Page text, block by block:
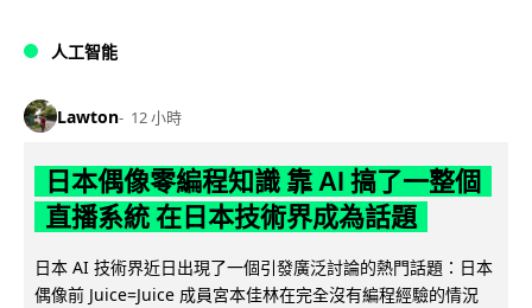
人工智能
Lawton 12 小時
日本偶像零編程知識 靠 AI 搞了一整個
直播系統 在日本技術界成為話題
日本 AI 技術界近日出現了一個引發廣泛討論的熱門話題：日本
偶像前 Juice=Juice 成員宮本佳林在完全沒有編程經驗的情況